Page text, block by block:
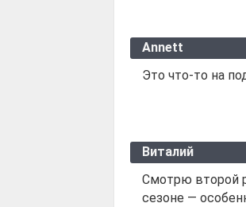
Annett
Это что-то на
Виталий
Смотрю второй
сезоне —